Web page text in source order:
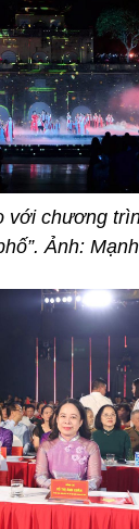
với chương
Ảnh: